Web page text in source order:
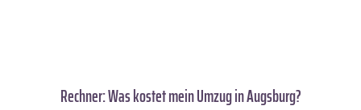
Rechner: Was kostet mein Umzug in Augsburg?